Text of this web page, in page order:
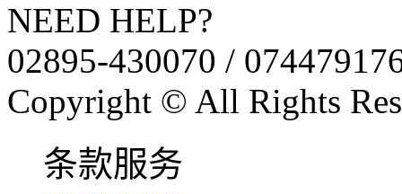
NEED HELP?
02895-430070 /
Copyright © All Rights
条款服务